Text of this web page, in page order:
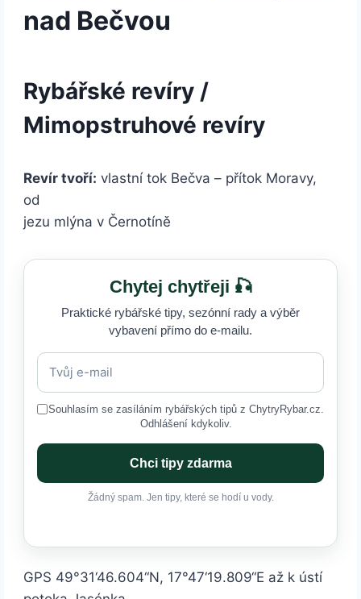
nad Bečvou
Rybářské revíry /
Mimopstruhové revíry
Revír tvoří: vlastní tok Bečva – přítok Moravy,
od
jezu mlýna v Černotíně
Chytej chytřeji 🎣
Praktické rybářské tipy, sezónní rady a výběr
vybavení přímo do e-mailu.
Souhlasím se zasíláním rybářských tipů z ChytryRybar.cz.
Odhlášení kdykoliv.
Chci tipy zdarma
Žádný spam. Jen tipy, které se hodí u vody.
GPS 49°31‘46.604“N, 17°47‘19.809“E až k ústí